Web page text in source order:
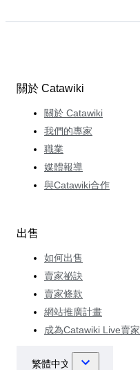
關於 Catawiki
關於 Catawiki
我們的專家
職業
媒體報導
與Catawiki合作
出售
如何出售
賣家祕訣
賣家條款
網站推廣計畫
成為Catawiki Live賣家